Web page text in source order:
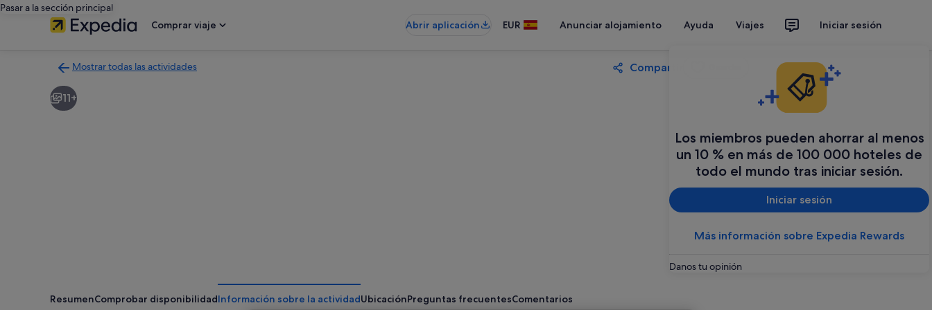
Pasar a la sección principal
Comprar viaje
Abrir aplicación EUR Anunciar alojamiento Ayuda Viajes Iniciar sesión
Los miembros pueden ahorrar al menos
un 10 % en más de 100 000 hoteles de
todo el mundo tras iniciar sesión.
Iniciar sesión
Más información sobre Expedia Rewards
Danos tu opinión
Mostrar todas las actividades
a
la
Compartir
11+
ResumenComprobar disponibilidadInformación sobre la actividadUbicaciónPreguntas frecuentesComentarios